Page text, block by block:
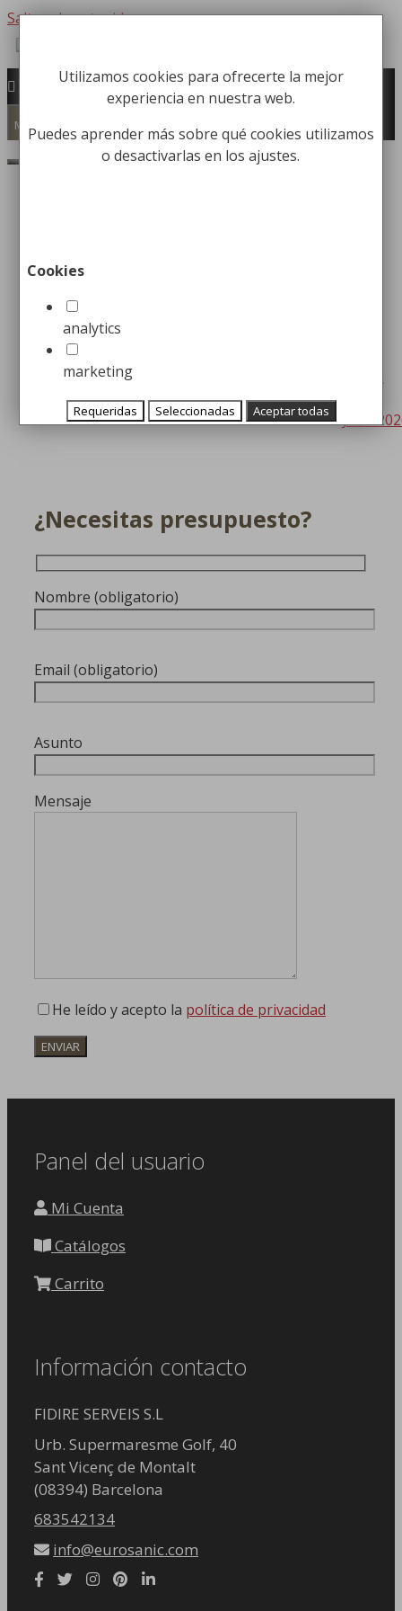
Saltar al contenido
Fabricación y comercialización de
equipamiento para la higiene industrial
Búsqueda de productos
Menú
Catálogo Eurosanic 2026
AccesoriosLimpieza EquipamientoPapeleras
Jofel
¿Necesitas presupuesto?
Nombre (obligatorio)
Email (obligatorio)
Asunto
Mensaje
He leído y acepto la política de privacidad
Panel del usuario
Mi Cuenta
Catálogos
Carrito
Información contacto
FIDIRE SERVEIS S.L
Urb. Supermaresme Golf, 40
Sant Vicenç de Montalt
(08394) Barcelona
683542134
info@eurosanic.com
Utilizamos cookies para ofrecerte la mejor
experiencia en nuestra web.
Puedes aprender más sobre qué cookies utilizamos
o desactivarlas en los ajustes.
Cookies
analytics
marketing
Requeridas Seleccionadas Aceptar todas